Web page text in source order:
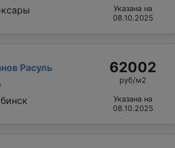
Указана на
08.10.2025
Расуль
62002
руб/м2
Указана на
08.10.2025